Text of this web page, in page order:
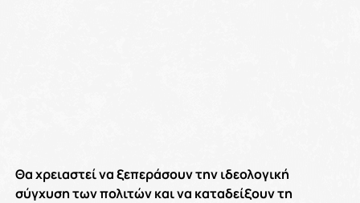
Θα χρειαστεί να ξεπεράσουν την ιδεολογική
σύγχυση των πολιτών και να καταδείξουν τη